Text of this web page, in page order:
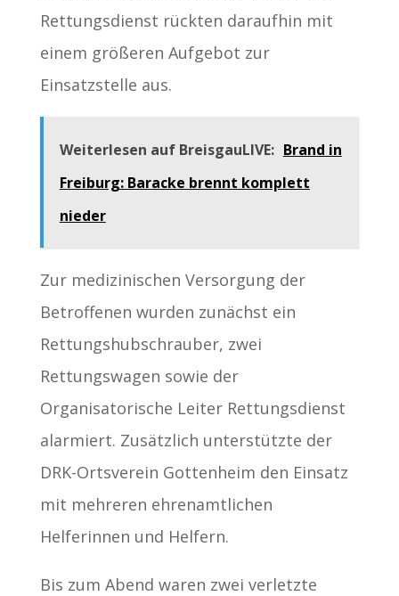
Rettungsdienst rückten daraufhin mit
einem größeren Aufgebot zur
Einsatzstelle aus.
Weiterlesen auf BreisgauLIVE: Brand in
Freiburg: Baracke brennt komplett
nieder
Zur medizinischen Versorgung der
Betroffenen wurden zunächst ein
Rettungshubschrauber, zwei
Rettungswagen sowie der
Organisatorische Leiter Rettungsdienst
alarmiert. Zusätzlich unterstützte der
DRK-Ortsverein Gottenheim den Einsatz
mit mehreren ehrenamtlichen
Helferinnen und Helfern.
Bis zum Abend waren zwei verletzte